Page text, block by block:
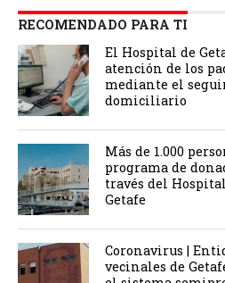
RECOMENDADO PARA TI
El Hospital de
atención de los
mediante el
domiciliario
Más de 1.000
programa de
través del
Getafe
Coronavirus |
vecinales de